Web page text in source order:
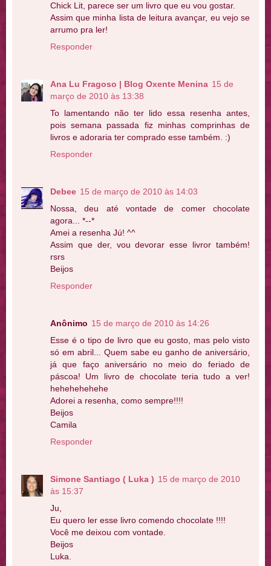
Chick Lit, parece ser um livro que eu vou gostar.
Assim que minha lista de leitura avançar, eu vejo se
arrumo pra ler!
Responder
Ana Lu Fragoso | Blog Oxente Menina 15 de
março de 2010 às 13:38
To lamentando não ter lido essa resenha antes,
pois semana passada fiz minhas comprinhas de
livros e adoraria ter comprado esse também. :)
Responder
Debee 15 de março de 2010 às 14:03
Nossa, deu até vontade de comer chocolate
agora... *--*
Amei a resenha Jú! ^^
Assim que der, vou devorar esse livror também!
rsrs
Beijos
Responder
Anônimo 15 de março de 2010 às 14:26
Esse é o tipo de livro que eu gosto, mas pelo visto
só em abril... Quem sabe eu ganho de aniversário,
já que faço aniversário no meio do feriado de
páscoa! Um livro de chocolate teria tudo a ver!
hehehehehehe
Adorei a resenha, como sempre!!!!
Beijos
Camila
Responder
Simone Santiago ( Luka ) 15 de março de 2010
às 15:37
Ju,
Eu quero ler esse livro comendo chocolate !!!!
Você me deixou com vontade.
Beijos
Luka.